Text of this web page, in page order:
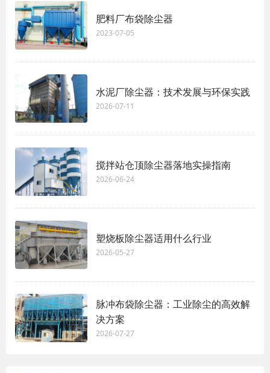
肥料厂布袋除尘器
2023-07-05
水泥厂除尘器：技术发展与环保实践
2026-07-11
搅拌站仓顶除尘器落地实操指南
2026-06-24
塑烧板除尘器适用什么行业
2026-05-27
脉冲布袋除尘器：工业除尘的高效解
决方案
2026-07-27